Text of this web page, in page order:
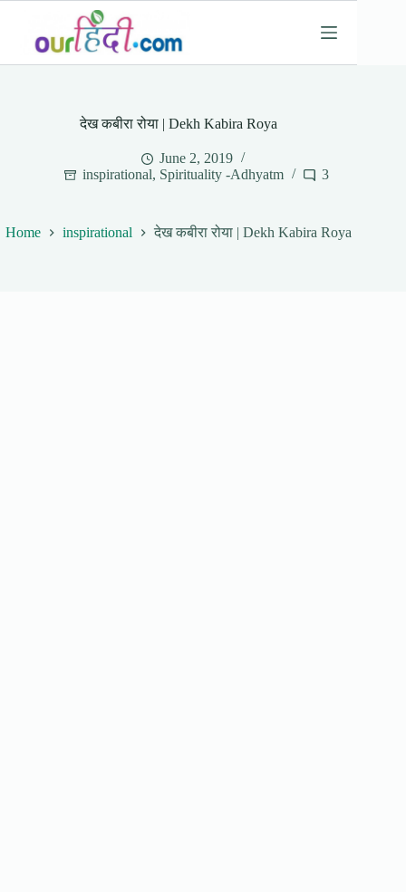
content
देख कबीरा रोया | Dekh Kabira Roya
June 2, 2019
inspirational, Spirituality -Adhyatm 3
Home inspirational देख कबीरा रोया | Dekh Kabira Roya